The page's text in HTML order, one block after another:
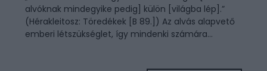
alvóknak mindegyike pedig] külön [világba lép].”
(Hérakleitosz: Töredékek [B 89.]) Az alvás alapvető
emberi létszükséglet, így mindenki számára...